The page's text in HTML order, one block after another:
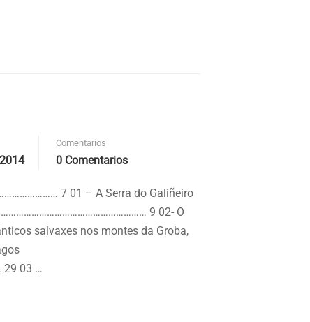
Comentarios
0 Comentarios
7 01 – A Serra do Galiñeiro
9 02- O
salvaxes nos montes da Groba,
03 …